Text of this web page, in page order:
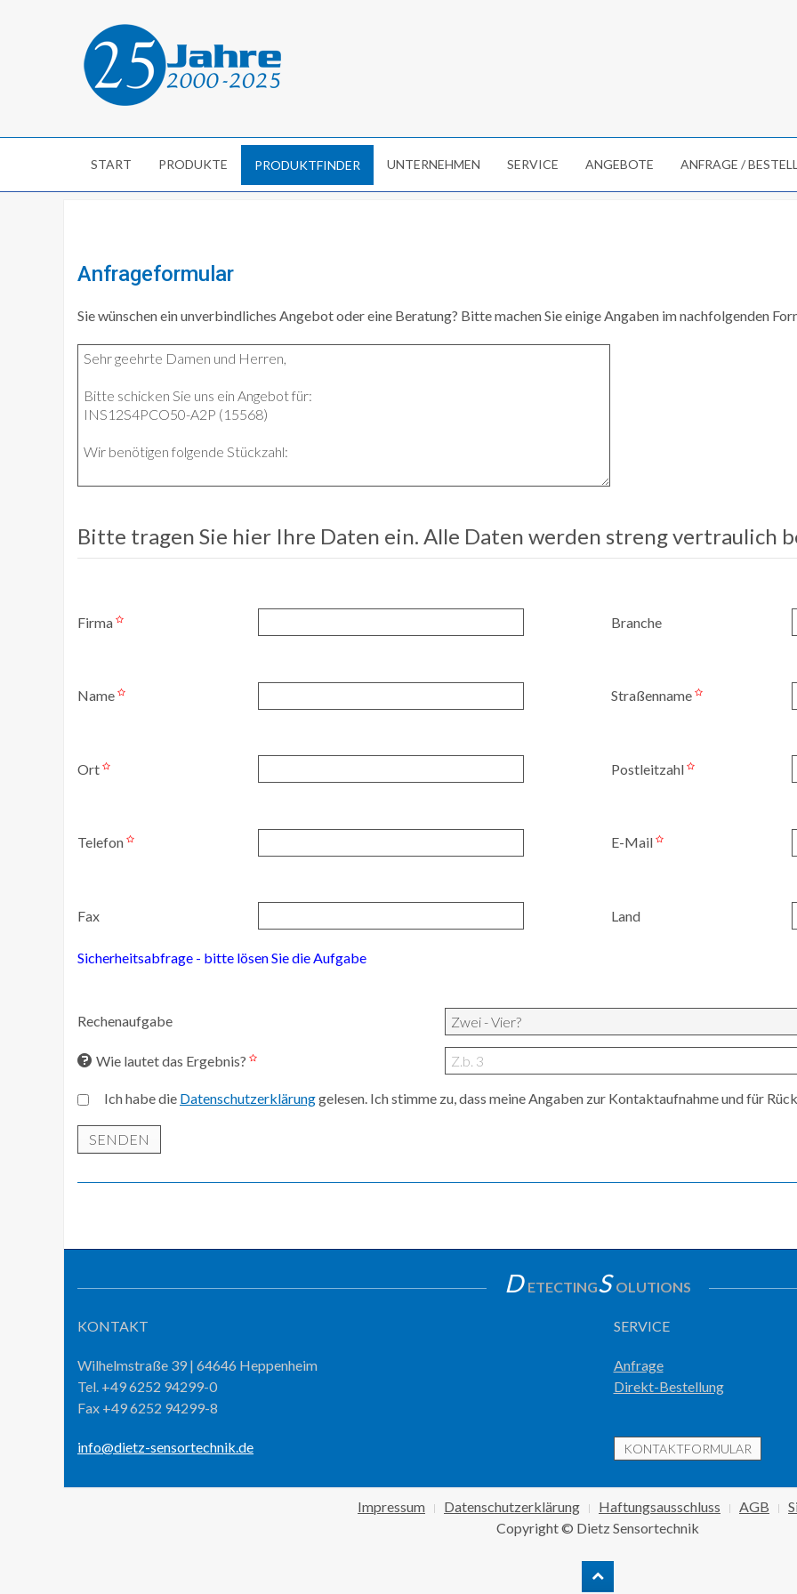
START PRODUKTE PRODUKTFINDER UNTERNEHMEN SERVICE ANGEBOTE ANFRAGE /
Anfrageformular
Sie wünschen ein unverbindliches Angebot oder eine Beratung? Bitte machen Sie einige Angaben im nachfolgenden
Bitte tragen Sie hier Ihre Daten ein. Alle Daten werden streng vertraulich
Firma Branche
Name Straßenname
Ort Postleitzahl
Telefon E-Mail
Fax Land
Sicherheitsabfrage - bitte lösen Sie die Aufgabe
Rechenaufgabe
Wie lautet das Ergebnis?
Ich habe die Datenschutzerklärunggelesen. Ich stimme zu, dass meine Angaben zur Kontaktaufnahme und für
SENDEN
D ETECTINGS OLUTIONS
KONTAKT
Wilhelmstraße 39 | 64646 Heppenheim
Tel. +49 6252 94299-0
Fax +49 6252 94299-8
info@dietz-sensortechnik.de
SERVICE
Anfrage
Direkt-Bestellung
KONTAKTFORMULAR
Impressum Datenschutzerklärung Haftungsausschluss AGB
Copyright © Dietz Sensortechnik